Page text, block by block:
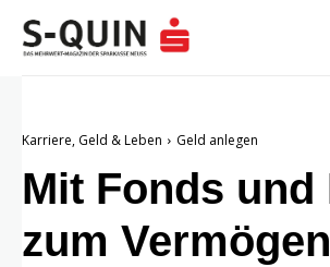
Karriere, Geld & Leben Geld anlegen
Mit Fonds und
zum